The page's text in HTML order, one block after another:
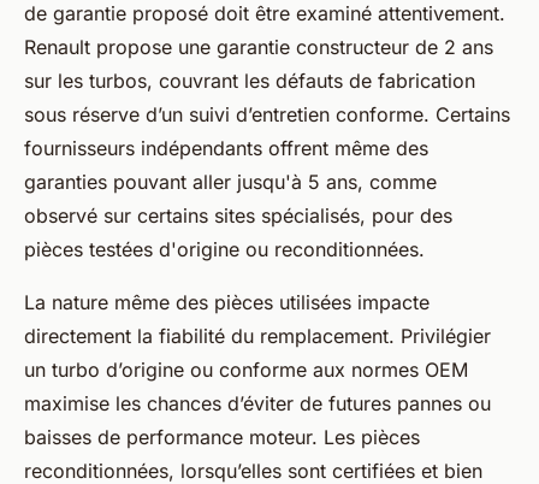
de garantie proposé doit être examiné attentivement.
Renault propose une garantie constructeur de 2 ans
sur les turbos, couvrant les défauts de fabrication
sous réserve d’un suivi d’entretien conforme. Certains
fournisseurs indépendants offrent même des
garanties pouvant aller jusqu'à 5 ans, comme
observé sur certains sites spécialisés, pour des
pièces testées d'origine ou reconditionnées.
La nature même des pièces utilisées impacte
directement la fiabilité du remplacement. Privilégier
un turbo d’origine ou conforme aux normes OEM
maximise les chances d’éviter de futures pannes ou
baisses de performance moteur. Les pièces
reconditionnées, lorsqu’elles sont certifiées et bien